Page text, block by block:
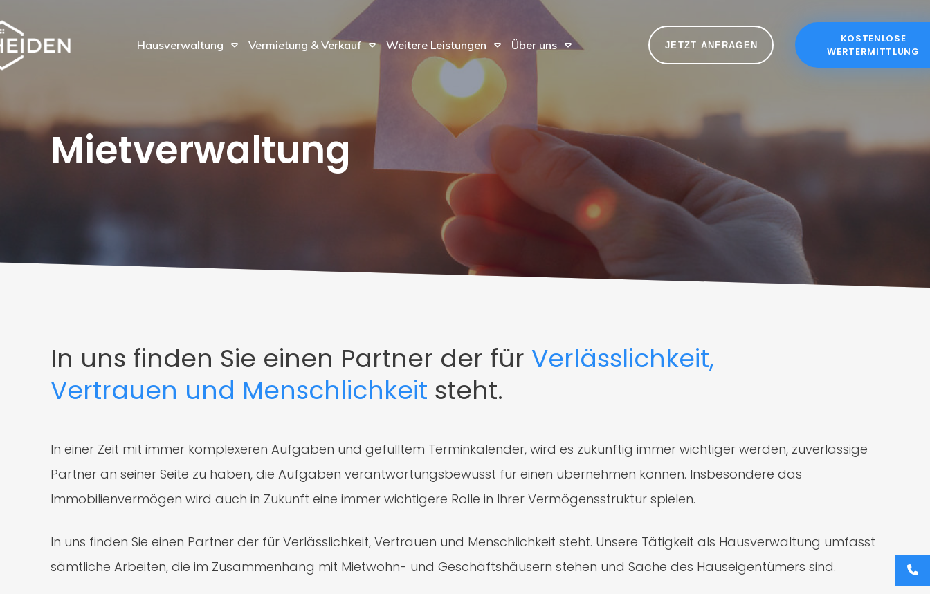
Hausverwaltung Vermietung & Verkauf Weitere Leistungen Über uns JETZT ANFRAGEN
KOSTENLOSE
WERTERMITTLUNG
Mietverwaltung
In uns finden Sie einen Partner der für Verlässlichkeit,
Vertrauen und Menschlichkeit steht.
In einer Zeit mit immer komplexeren Aufgaben und gefülltem Terminkalender, wird es zukünftig immer wichtiger werden, zuverlässige
Partner an seiner Seite zu haben, die Aufgaben verantwortungsbewusst für einen übernehmen können. Insbesondere das
Immobilienvermögen wird auch in Zukunft eine immer wichtigere Rolle in Ihrer Vermögensstruktur spielen.
In uns finden Sie einen Partner der für Verlässlichkeit, Vertrauen und Menschlichkeit steht. Unsere Tätigkeit als Hausverwaltung umfasst
sämtliche Arbeiten, die im Zusammenhang mit Mietwohn- und Geschäftshäusern stehen und Sache des Hauseigentümers sind.